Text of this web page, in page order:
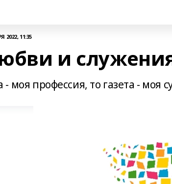
2022, 11:35
и
моя профессия, то газета - моя